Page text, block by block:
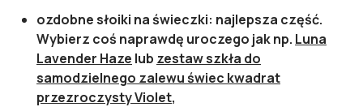
ozdobne słoiki na świeczki: najlepsza część.
Wybierz coś naprawdę uroczego jak np. Luna
Lavender Haze lub zestaw szkła do
samodzielnego zalewu świec kwadrat
przezroczysty Violet,